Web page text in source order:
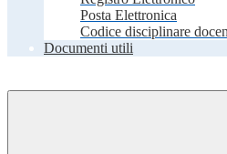
Posta Elettronica
Codice disciplinare
Documenti utili